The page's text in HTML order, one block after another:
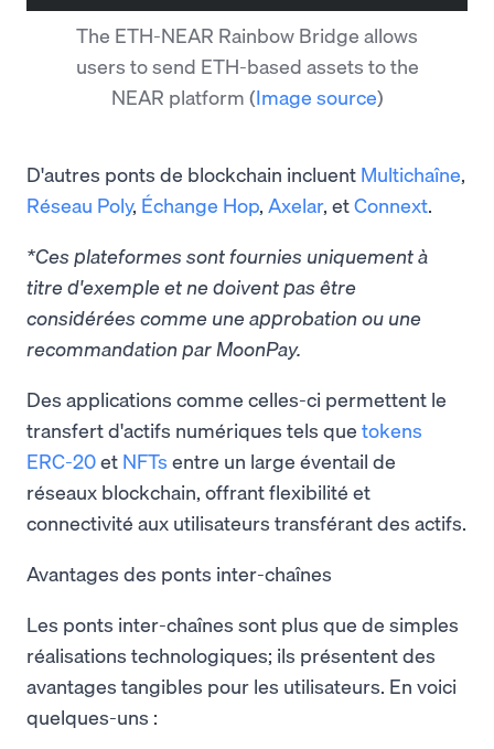
The ETH-NEAR Rainbow Bridge allows
users to send ETH-based assets to the
NEAR platform (Image source)
D'autres ponts de blockchain incluent Multichaîne,
Réseau Poly, Échange Hop, Axelar, etConnext.
*Ces plateformes sont fournies uniquement à
titre d'exemple et ne doivent pas être
considérées comme une approbation ou une
recommandation par MoonPay.
Des applications comme celles-ci permettent le
transfert d'actifs numériques tels que tokens
ERC-20et NFTs entre un large éventail de
réseaux blockchain, offrant flexibilité et
connectivité aux utilisateurs transférant des actifs.
Avantages des ponts inter-chaînes
Les ponts inter-chaînes sont plus que de simples
réalisations technologiques; ils présentent des
avantages tangibles pour les utilisateurs. En voici
quelques-uns :